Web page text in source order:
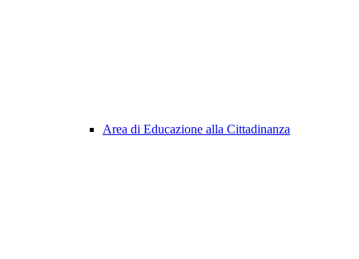
Area di Educazione alla Cittadinanza